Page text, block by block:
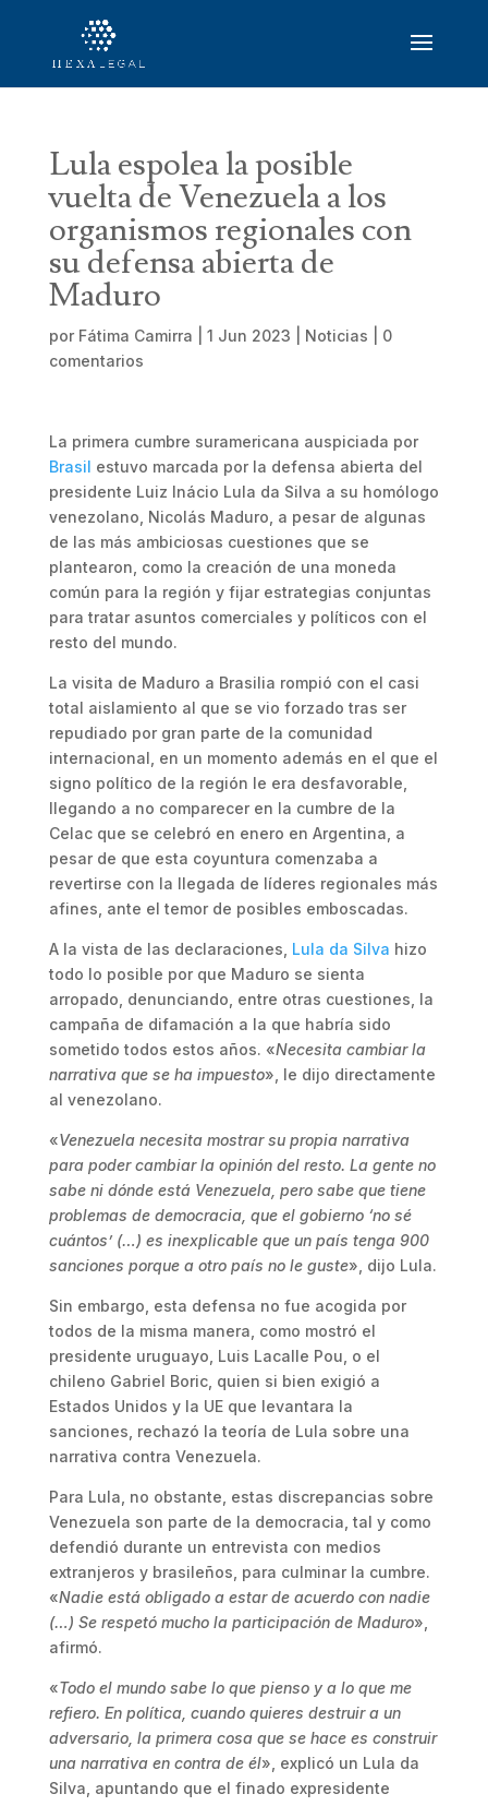
Lula espolea la posible
vuelta de Venezuela a los
organismos regionales con
su defensa abierta de
Maduro
por Fátima Camirra 1 Jun 2023 Noticias
0
comentarios
La primera cumbre suramericana auspiciada por
Brasil estuvo marcada por la defensa abierta del
presidente Luiz Inácio Lula da Silva a su homólogo
venezolano, Nicolás Maduro, a pesar de algunas
de las más ambiciosas cuestiones que se
plantearon, como la creación de una moneda
común para la región y fijar estrategias conjuntas
para tratar asuntos comerciales y políticos con el
resto del mundo.
La visita de Maduro a Brasilia rompió con el casi
total aislamiento al que se vio forzado tras ser
repudiado por gran parte de la comunidad
internacional, en un momento además en el que el
signo político de la región le era desfavorable,
llegando a no comparecer en la cumbre de la
Celac que se celebró en enero en Argentina, a
pesar de que esta coyuntura comenzaba a
revertirse con la llegada de líderes regionales más
afines, ante el temor de posibles emboscadas.
A la vista de las declaraciones, Lula da Silva hizo
todo lo posible por que Maduro se sienta
arropado, denunciando, entre otras cuestiones, la
campaña de difamación a la que habría sido
sometido todos estos años. «Necesita cambiar la
narrativa que se ha impuesto», le dijo directamente
al venezolano.
«Venezuela necesita mostrar su propia narrativa
para poder cambiar la opinión del resto. La gente no
sabe ni dónde está Venezuela, pero sabe que tiene
problemas de democracia, que el gobierno ‘no sé
cuántos’ (…) es inexplicable que un país tenga 900
sanciones porque a otro país no le guste», dijo Lula.
Sin embargo, esta defensa no fue acogida por
todos de la misma manera, como mostró el
presidente uruguayo, Luis Lacalle Pou, o el
chileno Gabriel Boric, quien si bien exigió a
Estados Unidos y la UE que levantara la
sanciones, rechazó la teoría de Lula sobre una
narrativa contra Venezuela.
Para Lula, no obstante, estas discrepancias sobre
Venezuela son parte de la democracia, tal y como
defendió durante un entrevista con medios
extranjeros y brasileños, para culminar la cumbre.
«Nadie está obligado a estar de acuerdo con nadie
(…) Se respetó mucho la participación de Maduro»,
afirmó.
«Todo el mundo sabe lo que pienso y a lo que me
refiero. En política, cuando quieres destruir a un
adversario, la primera cosa que se hace es construir
una narrativa en contra de él», explicó un Lula da
Silva, apuntando que el finado expresidente